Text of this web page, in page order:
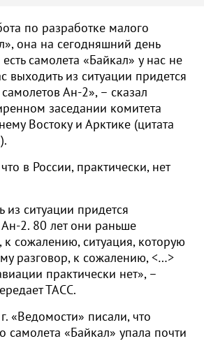
по разработке малого
она на сегодняшний день
самолета «Байкал» у нас не
выходить из ситуации придется
Ан-2», – сказал
заседании комитета
Востоку и Арктике (цитата
в России, практически, нет
из ситуации придется
2. 80 лет они раньше
к сожалению, ситуация, которую
разговор, к сожалению, <…>
практически нет», –
ТАСС.
«Ведомости» писали, что
самолета «Байкал» упала почти